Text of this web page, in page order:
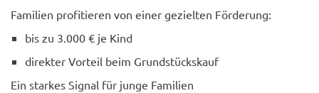
Familien profitieren von einer gezielten Förderung:
bis zu 3.000 € je Kind
direkter Vorteil beim Grundstückskauf
Ein starkes Signal für junge Familien